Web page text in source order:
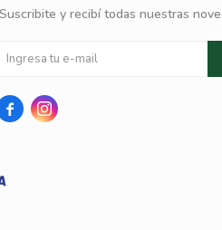
y recibí todas nuestras
 